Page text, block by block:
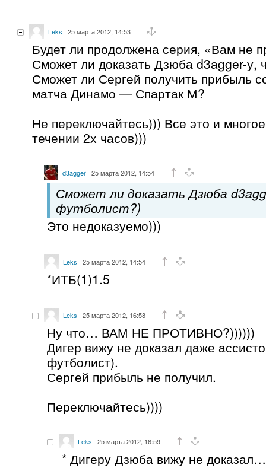
Leks 25 марта 2012, 14:53
Будет ли продолжена серия, «Вам не
Сможет ли доказать Дзюба d3agger-у,
Сможет ли Сергей получить прибыль
матча Динамо — Спартак М?
Не переключайтесь))) Все это и
течении 2х часов)))
d3agger 25 марта 2012, 14:54
Сможет ли доказать Дзюба
футболист?)
Это недоказуемо)))
Leks 25 марта 2012, 14:54
*ИТБ(1)1.5
Leks 25 марта 2012, 16:58
Ну что… ВАМ НЕ ПРОТИВНО?))))))
Дигер вижу не доказал даже
футболист).
Сергей прибыль не получил.
Переключайтесь))))
Leks 25 марта 2012, 16:59
* Дигеру Дзюба вижу не доказал…